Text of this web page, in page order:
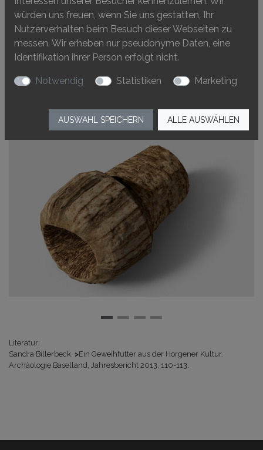
Literatur:
Sandra Billerbeck, >Ein Geweihfutter aus der Horgener Kultur.
Archäologie Baselland, Jahresbericht 2013, 110-113.
würden uns freuen, wenn Sie uns gestatten, Ihr
Nutzerverhalten beim Besuch dieser Webseiten zu
messen. Wir erheben nur pseudonyme Daten, eine
Identifikation ihrer Person erfolgt nicht.
Notwendig Statistiken Marketing
AUSWAHL SPEICHERN ALLE AUSWÄHLEN